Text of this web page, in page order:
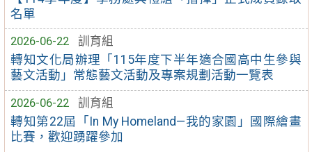
名單
2026-06-22
訓育組
轉知文化局辦理「115年度下半年適合國高中生參與
藝文活動」常態藝文活動及專案規劃活動一覽表
2026-06-22
訓育組
轉知第22屆「In My Homeland—我的家園」國際繪畫
比賽，歡迎踴躍參加